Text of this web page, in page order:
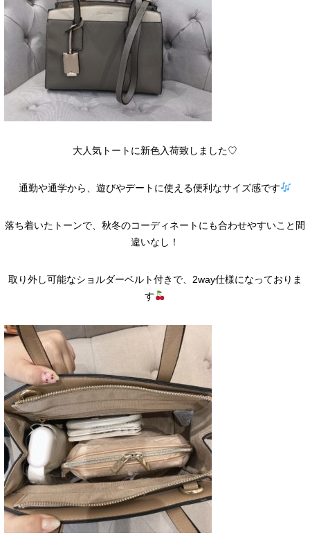
大人気トートに新色入荷致しました♡
通勤や通学から、遊びやデートに使える便利なサイズ感です
落ち着いたトーンで、秋冬のコーディネートにも合わせやすいこと間
違いなし！
取り外し可能なショルダーベルト付きで、2way仕様になっておりま
す